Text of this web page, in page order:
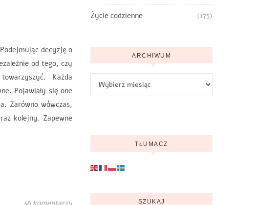
decyzję o
od tego, czy
towarzyszyć. Każda
Pojawiały się one
Zarówno wówczas,
kolejny. Zapewne
56 komentarzy
Życie codzienne (175)
ARCHIWUM
TŁUMACZ
SZUKAJ